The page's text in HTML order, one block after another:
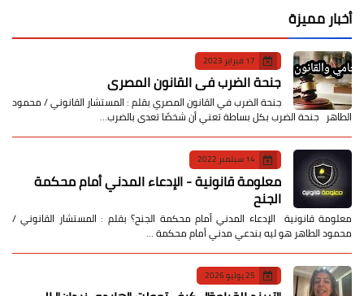
أخبار مميزة
17 فبراير 2023
جنحة الضرب في القانون المصري
جنحة الضرب في القانون المصري بقلم : المستشار القانوني / محمود
الطاهر جنحة الضرب بكل بساطة تعني أن شخصًا تعدى بالضرب…
14 سبتمبر 2022
معلومة قانونية - الإدعاء المدني أمام محكمة
الجنح
معلومة قانونية الإدعاء المدني أمام محكمة الجنح؟ بقلم : المستشار القانوني /
محمود الطاهر هو ليه بندعي مدني أمام محكمة …
25 يوليو 2026